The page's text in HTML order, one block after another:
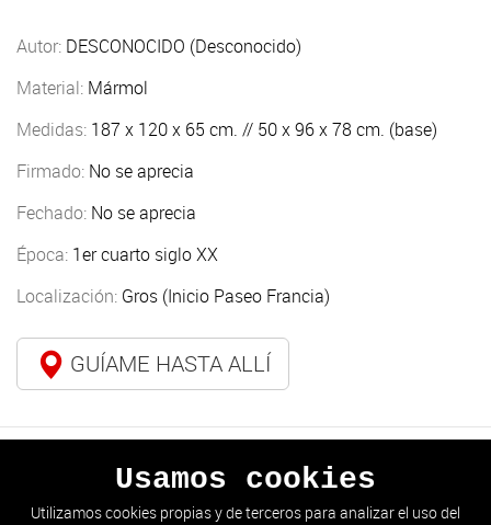
Autor: DESCONOCIDO (Desconocido)
Material: Mármol
Medidas: 187 x 120 x 65 cm. // 50 x 96 x 78 cm. (base)
Firmado: No se aprecia
Fechado: No se aprecia
Época: 1er cuarto siglo XX
Localización: Gros (Inicio Paseo Francia)
GUÍAME HASTA ALLÍ
ANTERIOR SIGUIENTE
Usamos cookies
Utilizamos cookies propias y de terceros para analizar el uso del